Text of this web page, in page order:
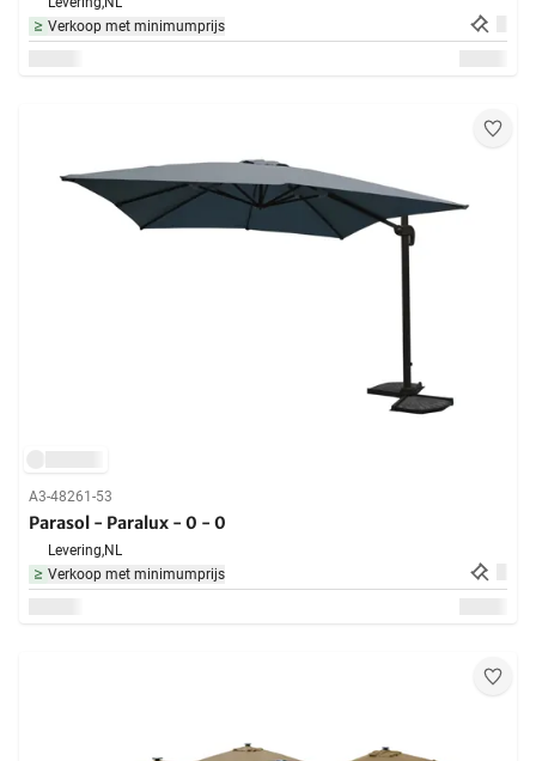
Verkoop met minimumprijs
A3-48261-53
Parasol - Paralux - 0 - 0
Levering,NL
Verkoop met minimumprijs